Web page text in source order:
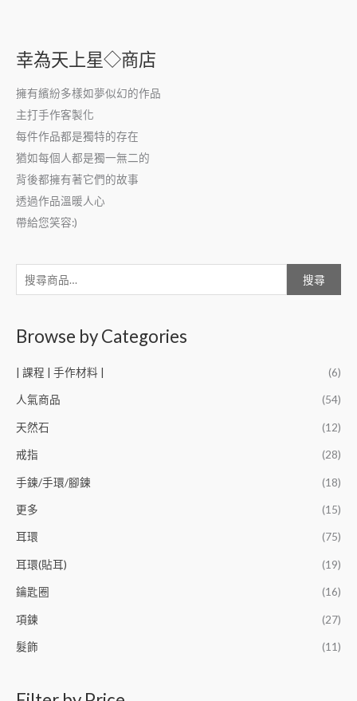
幸為天上星◇商店
擁有繽紛多樣如夢似幻的作品
主打手作客製化
每件作品都是獨特的存在
猶如每個人都是獨一無二的
背後都擁有著它們的故事
透過作品溫暖人心
帶給您笑容:)
搜尋
Browse by Categories
| 課程 | 手作材料 | (6)
人氣商品 (54)
天然石 (12)
戒指 (28)
手鍊/手環/腳鍊 (18)
更多 (15)
耳環 (75)
耳環(貼耳) (19)
鑰匙圈 (16)
項鍊 (27)
髮飾 (11)